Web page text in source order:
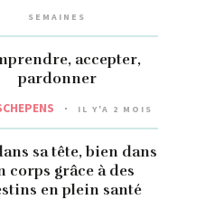
SEMAINES
accepter,
pardonner
IL Y'A 2 MOIS
sa tête, bien dans
corps grâce à des
en plein santé